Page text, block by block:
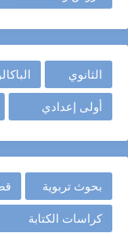
الثانوي
أولى إعدادي
بحوث تربوية
كراسات الكتابة